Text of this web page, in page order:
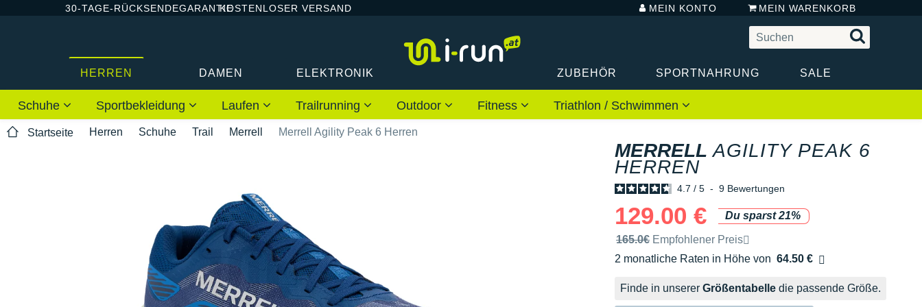
30-TAGE-RÜCKSENDEGARANTIEKOSTENLOSER VERSAND MEIN KONTO MEIN WARENKORB
HERREN DAMEN ELEKTRONIK ZUBEHÖR SPORTNAHRUNG SALE
Schuhe Sportbekleidung Laufen Trailrunning Outdoor Fitness Triathlon / Schwimmen
Startseite Herren Schuhe Trail Merrell Merrell Agility Peak 6 Herren
MERRELL AGILITY PEAK 6
HERREN
4.7 / 5 - 9 Bewertungen
129.00 €
Du sparst 21%
Unverbindliche Preisempfehlung der Marke
165.0€ Empfohlener Preis
2 monatliche Raten in Höhe von 64.50 €
Ohne Zusatzkosten
Finde in unserer Größentabelle die passende Größe.